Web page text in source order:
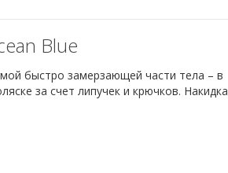
Blue
быстро замерзающей части тела – в
за счет липучек и крючков. Накидка